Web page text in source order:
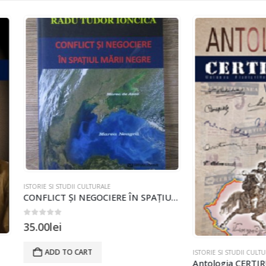
STUDII CULTURALE
CONFLICT ȘI NEGOCIERE ÎN SPAȚIUL MĂRII NEGRE de Radu Tudor Ioncică
5
lei
TO CART ISTORIE SI STUDII CULTURALE
Antologia CERTIRUDINEA vol.1